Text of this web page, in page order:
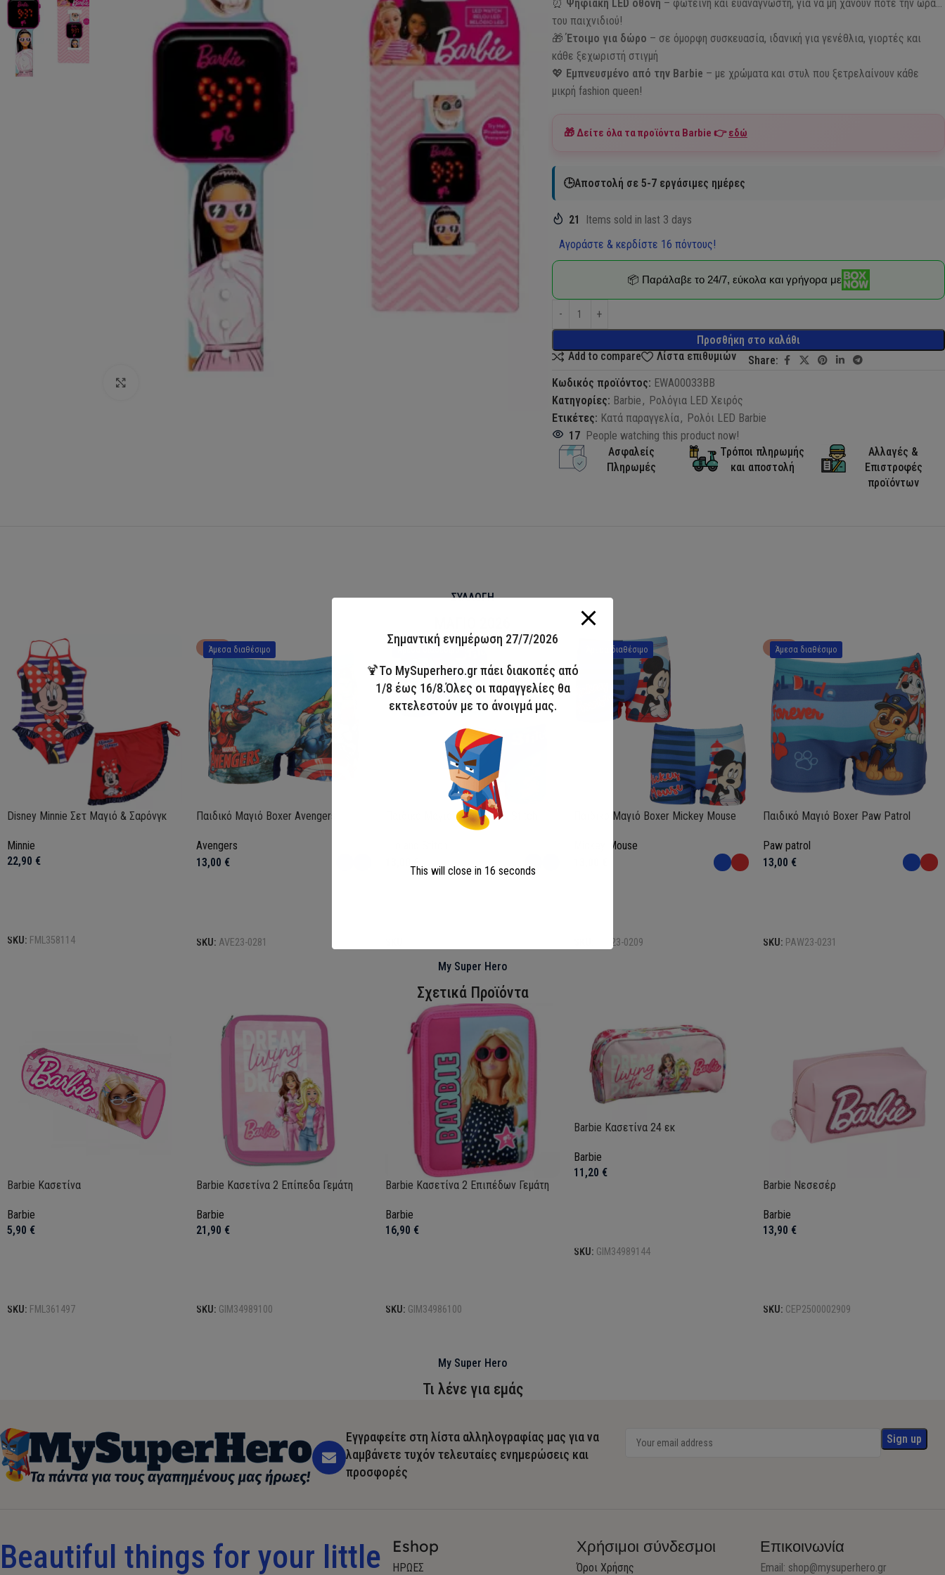
⏰ Ψηφιακή LED οθόνη – φωτεινή και ευανάγνωστη, για να μη χάνουν ποτέ την ώρα…
του παιχνιδιού!
🎁Έτοιμο για δώρο – σε όμορφη συσκευασία, ιδανική για γενέθλια, γιορτές και
κάθε ξεχωριστή στιγμή
💖 Εμπνευσμένο από την Barbie – με χρώματα και στυλ που ξετρελαίνουν κάθε
μικρή fashion queen!
🎁 Δείτε όλα τα προϊόντα Barbie 👉εδώ
🕒Αποστολή σε 5-7 εργάσιμες ημέρες
21
Items sold in last 3 days
Αγοράστε & κερδίστε 16 πόντους!
Προσθήκη στο καλάθι
📦 Παράλαβε το 24/7, εύκολα και γρήγορα με
Add to compare Λίστα επιθυμιών
Share:
Κωδικός προϊόντος: EWA00033BB
Κατηγορίες: Barbie , Ρολόγια LED Χειρός
Ετικέτες: Κατά παραγγελία, Ρολόι LED Barbie
17 People watching this product now!
Ασφαλείς
Πληρωμές
Τρόποι πληρωμής
και αποστολή
Αλλαγές &
Επιστροφές
προϊόντων
ΣΥΛΛΟΓΗ
Disney Minnie Σετ Μαγιό & Σαρόνγκ
Minnie
22,90 €
SKU: FML358114
Άμεσα διαθέσιμο
HOT
Παιδικό Μαγιό Boxer Avengers
Avengers
13,00 €
SKU: AVE23-0281
Άμεσα διαθέσιμο
Παιδικό Μαγιό Boxer Lilo & Stitch
Άμεσα διαθέσιμο
Παιδικό Μαγιό Boxer Mickey Mouse
Mickey Mouse
MIC23-0209
Άμεσα διαθέσιμο
HOT
Παιδικό Μαγιό Boxer Paw Patrol
Paw patrol
13,00 €
SKU: PAW23-0231
My Super Hero
Σχετικά Προϊόντα
Barbie Κασετίνα
Barbie
5,90 €
SKU: FML361497
Barbie Κασετίνα 2 Επίπεδα Γεμάτη
Barbie
21,90 €
SKU: GIM34989100
Barbie Κασετίνα 2 Επιπέδων Γεμάτη
Barbie
16,90 €
SKU: GIM34986100
Barbie Κασετίνα 24 εκ
Barbie
11,20 €
SKU: GIM34989144
Barbie Νεσεσέρ
Barbie
13,90 €
SKU: CEP2500002909
My Super Hero
Τι λένε για εμάς
Εγγραφείτε στη λίστα αλληλογραφίας μας για να
λαμβάνετε τυχόν τελευταίες ενημερώσεις και
προσφορές
Beautiful things for your little Eshop
ΗΡΩΕΣ
Χρήσιμοι σύνδεσμοι
Όροι Χρήσης
Επικοινωνία
Email: shop@mysuperhero.gr
Σημαντική ενημέρωση 27/7/2026
🍹Το MySuperhero.gr πάει διακοπές από
1/8 έως 16/8.Όλες οι παραγγελίες θα
εκτελεστούν με το άνοιγμά μας.
This will close in 15 seconds